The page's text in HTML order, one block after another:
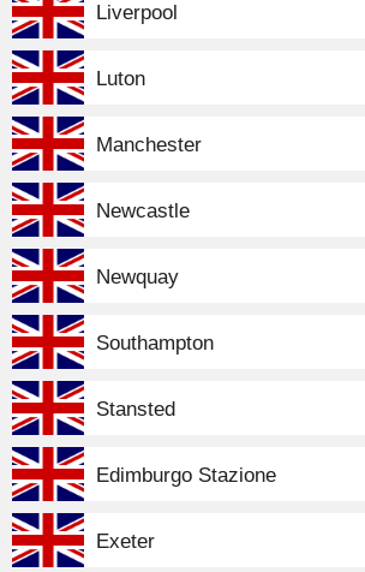
Liverpool
Luton
Manchester
Newcastle
Newquay
Southampton
Stansted
Edimburgo Stazione
Exeter